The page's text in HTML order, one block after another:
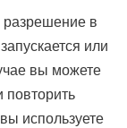
разрешение в
или
вы можете
повторить
используете